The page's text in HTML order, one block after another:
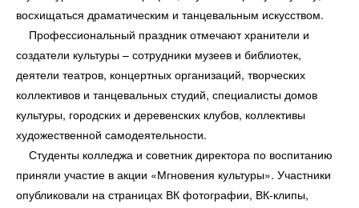
восхищаться драматическим и танцевальным искусством.
Профессиональный праздник отмечают хранители и
создатели культуры – сотрудники музеев и библиотек,
деятели театров, концертных организаций, творческих
коллективов и танцевальных студий, специалисты домов
культуры, городских и деревенских клубов, коллективы
художественной самодеятельности.
Студенты колледжа и советник директора по воспитанию
приняли участие в акции «Мгновения культуры». Участники
опубликовали на страницах ВК фотографии, ВК-клипы,